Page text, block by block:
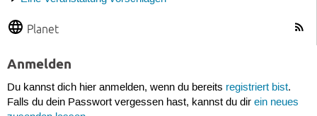
Planet
Anmelden
Du kannst dich hier anmelden, wenn du bereits registriert bist.
Falls du dein Passwort vergessen hast, kannst du dir ein neues